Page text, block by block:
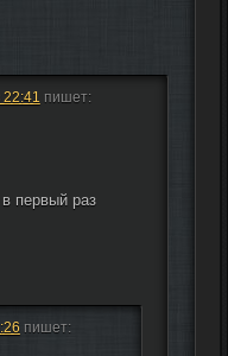
22:41 пишет:
первый раз
пишет: